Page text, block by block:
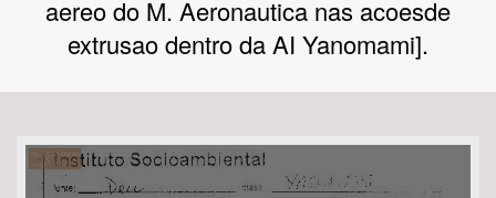
Povo Indígena
Subtema
aereo do M. Aeronautica nas acoesde
extrusao dentro da AI Yanomami].